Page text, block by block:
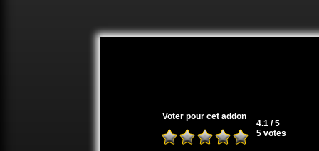
Voter pour cet addon
4.1 / 5
5 votes